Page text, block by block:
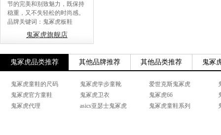
节的完美和别致魅力，既保持
稳重，又不失轻松的时尚感。
品牌关键词：鬼冢虎板鞋
鬼冢虎旗舰店
鬼冢虎品类推荐 其他品牌推荐 其他品类推荐 鬼冢
鬼冢虎童鞋的尺码 鬼冢虎学步童靴 爱世克斯鬼冢虎
鬼冢虎官方童鞋
鬼冢虎卫衣 鬼冢虎66
鬼冢虎代理
asics亚瑟士鬼冢虎 鬼冢虎童鞋系列